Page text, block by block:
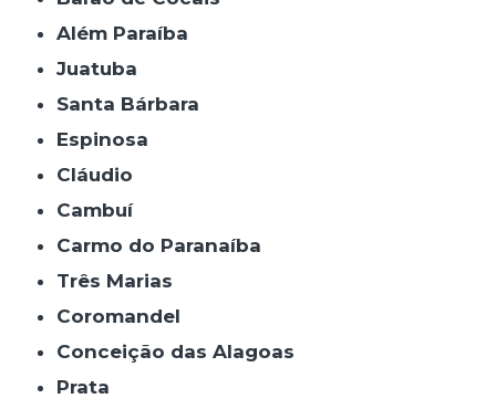
Além Paraíba
Juatuba
Santa Bárbara
Espinosa
Cláudio
Cambuí
Carmo do Paranaíba
Três Marias
Coromandel
Conceição das Alagoas
Prata